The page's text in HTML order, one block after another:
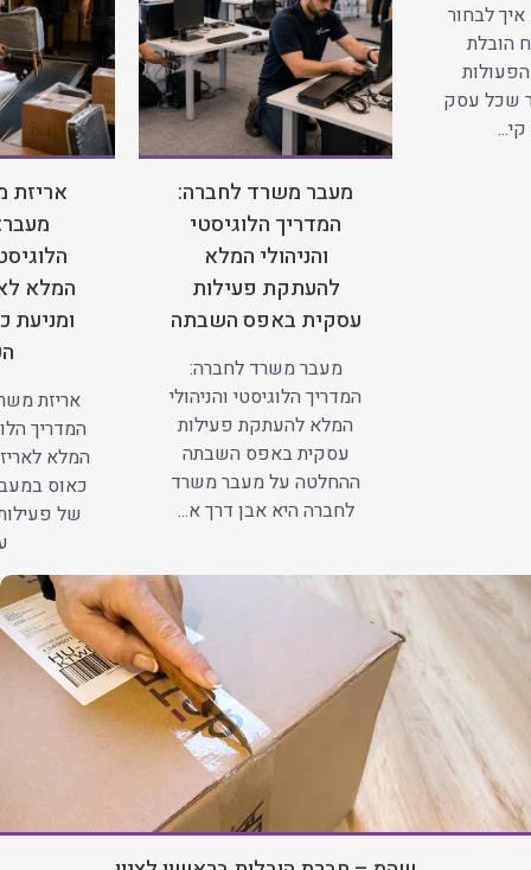
לבחור
הובלת
שכל עסק
מעבר משרד לחברה:
המדריך הלוגיסטי
והניהולי המלא
להעתקת פעילות
עסקית באפס השבתה
מעבר משרד לחברה:
המדריך הלוגיסטי והניהולי
המלא להעתקת פעילות
עסקית באפס השבתה
ההחלטה על מעבר משרד
לחברה היא אבן דרך א...
אריזת
המלא
ומניעת
אריזת
המדריך
המלא
כאוס
של